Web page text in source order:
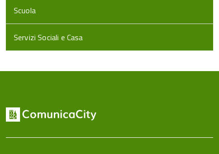
Scuola
Servizi Sociali e Casa